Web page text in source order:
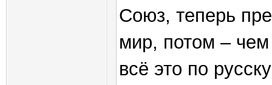
Союз, теперь
мир, потом –
всё это по